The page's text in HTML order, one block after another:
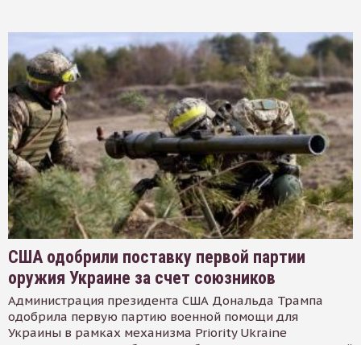
США одобрили поставку первой партии
оружия Украине за счет союзников
Администрация президента США Дональда Трампа
одобрила первую партию военной помощи для
Украины в рамках механизма Priority Ukraine